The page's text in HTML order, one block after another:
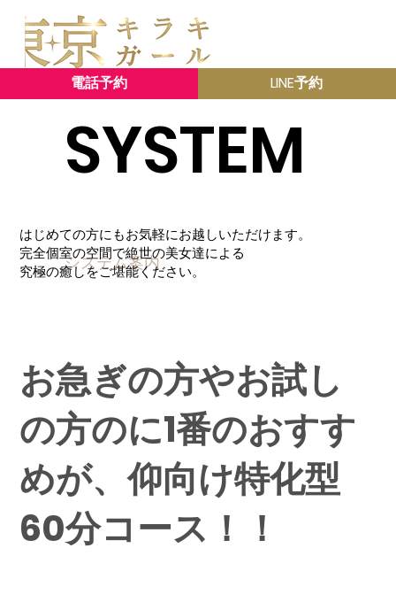
電話予約 LINE予約
More
SYSTEM
​システム案内
はじめての方にもお気軽にお越しいただけます。
完全個室の空間で絶世の美女達による
究極の癒しをご堪能ください。
お急ぎの方やお試し
の方のに1番のおすす
めが、仰向け特化型
60分コース！！